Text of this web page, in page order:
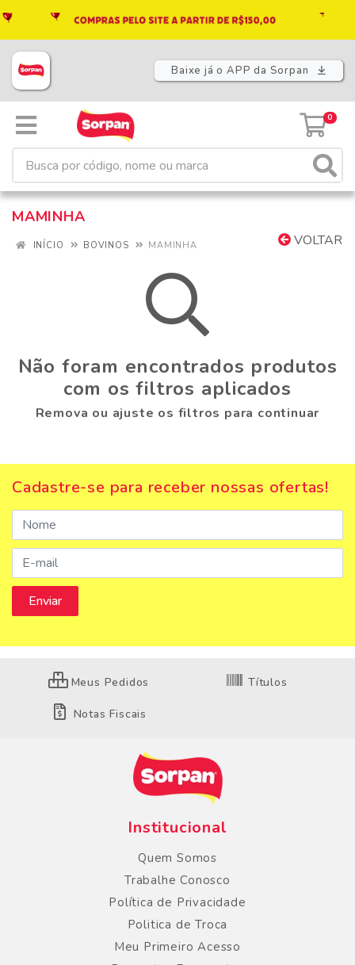
Baixe já o APP da Sorpan
0
MAMINHA
VOLTAR
INÍCIO BOVINOS MAMINHA
Não foram encontrados produtos
com os filtros aplicados
Remova ou ajuste os filtros para continuar
Cadastre-se para receber nossas ofertas!
Meus Pedidos Títulos
Notas Fiscais
Institucional
Quem Somos
Trabalhe Conosco
Política de Privacidade
Politica de Troca
Meu Primeiro Acesso